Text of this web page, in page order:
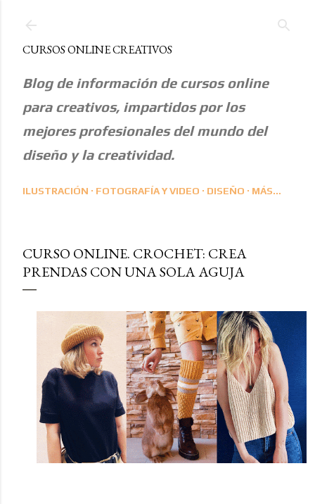
CURSOS ONLINE CREATIVOS
Blog de información de cursos online
para creativos, impartidos por los
mejores profesionales del mundo del
diseño y la creatividad.
ILUSTRACIÓN FOTOGRAFÍA Y VIDEO DISEÑO MÁS…
CURSO ONLINE. CROCHET: CREA
PRENDAS CON UNA SOLA AGUJA